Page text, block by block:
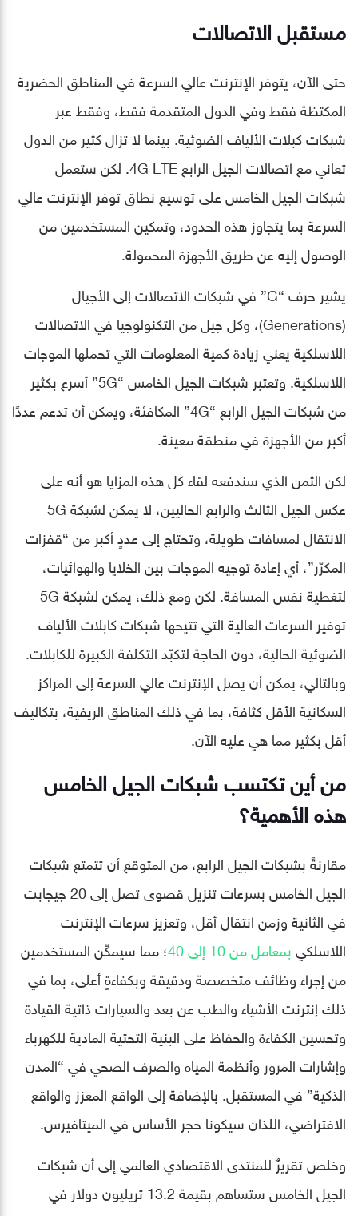
مستقبل الاتصالات
حتى الآن، يتوفر الإنترنت عالي السرعة في المناطق الحضرية
المكتظة فقط وفي الدول المتقدمة فقط، وفقط عبر
شبكات كبلات الألياف الضوئية. بينما لا تزال كثير من الدول
تعاني مع اتصالات الجيل الرابع 4G LTE. لكن ستعمل
شبكات الجيل الخامس على توسيع نطاق توفر الإنترنت عالي
السرعة بما يتجاوز هذه الحدود، وتمكين المستخدمين من
الوصول إليه عن طريق الأجهزة المحمولة.
يشير حرف “G” في شبكات الاتصالات إلى الأجيال
(Generations)، وكل جيل من التكنولوجيا في الاتصالات
اللاسلكية يعني زيادة كمية المعلومات التي تحملها الموجات
اللاسلكية. وتعتبر شبكات الجيل الخامس “5G” أسرع بكثير
من شبكات الجيل الرابع “4G” المكافئة، ويمكن أن تدعم عددًا
أكبر من الأجهزة في منطقة معينة.
لكن الثمن الذي سندفعه لقاء كل هذه المزايا هو أنه على
عكس الجيل الثالث والرابع الحاليين، لا يمكن لشبكة 5G
الانتقال لمسافات طويلة، وتحتاج إلى عددٍ أكبر من “قفزات
المكرّر”، أي إعادة توجيه الموجات بين الخلايا والهوائيات،
لتغطية نفس المسافة. لكن ومع ذلك، يمكن لشبكة 5G
توفير السرعات العالية التي تتيحها شبكات كابلات الألياف
الضوئية الحالية، دون الحاجة لتكبّد التكلفة الكبيرة للكابلات.
وبالتالي، يمكن أن يصل الإنترنت عالي السرعة إلى المراكز
السكانية الأقل كثافة، بما في ذلك المناطق الريفية، بتكاليف
أقل بكثير مما هي عليه الآن.
من أين تكتسب شبكات الجيل الخامس
هذه الأهمية؟
مقارنةً بشبكات الجيل الرابع، من المتوقع أن تتمتع شبكات
الجيل الخامس بسرعات تنزيل قصوى تصل إلى 20 جيجابت
في الثانية وزمن انتقال أقل، وتعزيز سرعات الإنترنت
اللاسلكيبمعامل من 10 إلى 40
؛ مما سيمكّن المستخدمين
من إجراء وظائف متخصصة ودقيقة وبكفاءةٍ أعلى، بما في
ذلك إنترنت الأشياء والطب عن بعد والسيارات ذاتية القيادة
وتحسين الكفاءة والحفاظ على البنية التحتية المادية للكهرباء
وإشارات المرور وأنظمة المياه والصرف الصحي في “المدن
الذكية” في المستقبل. بالإضافة إلى الواقع المعزز والواقع
الافتراضي، اللذان سيكونا حجر الأساس في الميتافيرس.
وخلص تقريرٌ للمنتدى الاقتصادي العالمي إلى أن شبكات
الجيل الخامس ستساهم بقيمة 13.2 تريليون دولار في